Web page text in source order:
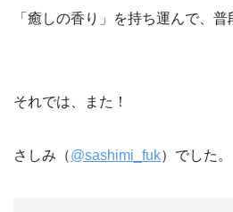
「癒しの香り」を持ち運んで、普
それでは、また！
さしみ（@sashimi_fuk）でした。